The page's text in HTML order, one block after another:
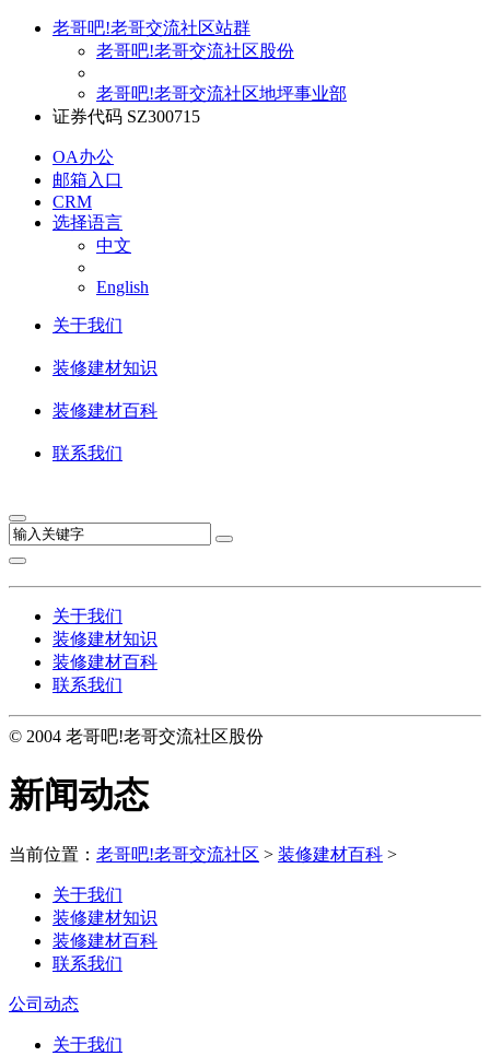
老哥吧!老哥交流社区站群
老哥吧!老哥交流社区股份
老哥吧!老哥交流社区地坪事业部
证券代码 SZ300715
OA办公
邮箱入口
CRM
选择语言
中文
English
关于我们
装修建材知识
装修建材百科
联系我们
关于我们
装修建材知识
装修建材百科
联系我们
© 2004 老哥吧!老哥交流社区股份
新闻动态
当前位置： 老哥吧!老哥交流社区 > 装修建材百科 >
关于我们
装修建材知识
装修建材百科
联系我们
公司动态
关于我们